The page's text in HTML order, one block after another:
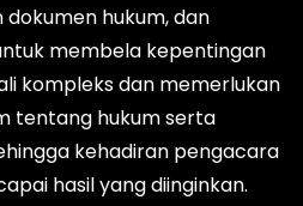
hukum, dan
membela kepentingan
kompleks dan memerlukan
tentang hukum serta
kehadiran pengacara
hasil yang diinginkan.